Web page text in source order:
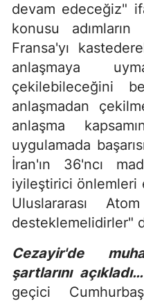
devam edeceğiz"
konusu
Fransa'yı
anlaşmaya
çekilebileceğini
anlaşmadan
anlaşma
uygulamada
İran'ın 36'ncı
iyileştirici önlemleri
Uluslararası
desteklemelidirler"
Cezayir'de
şartlarını açıkladı…
geçici